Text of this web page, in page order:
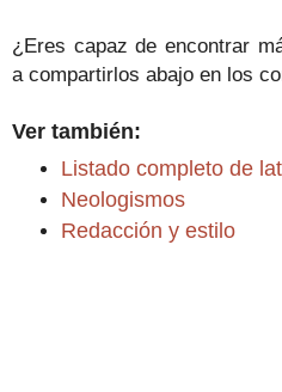
¿Eres capaz de encontrar
a compartirlos abajo en los
Ver también:
Listado completo de
Neologismos
Redacción y estilo